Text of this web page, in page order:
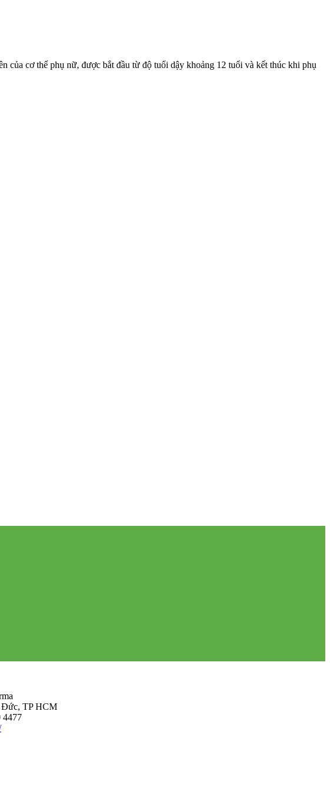
thể phụ nữ, được bắt đầu từ độ tuổi dậy khoảng 12 tuổi và kết thúc khi phụ
Đức, TP HCM
4477